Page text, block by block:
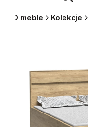
meble Kolekcje